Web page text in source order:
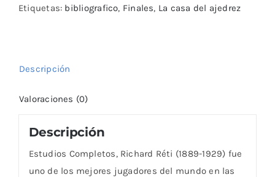
Etiquetas: bibliografico, Finales, La casa del ajedrez
Descripción
Valoraciones (0)
Descripción
Estudios Completos, Richard Réti (1889-1929) fue
uno de los mejores jugadores del mundo en las